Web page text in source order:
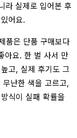
라 실제로 입어본 후
어요.
품은 단품 구매보다
아요. 한 벌 사서 만
고, 실제 후기도 그
난한 색을 고르고,
식이 실패 확률을